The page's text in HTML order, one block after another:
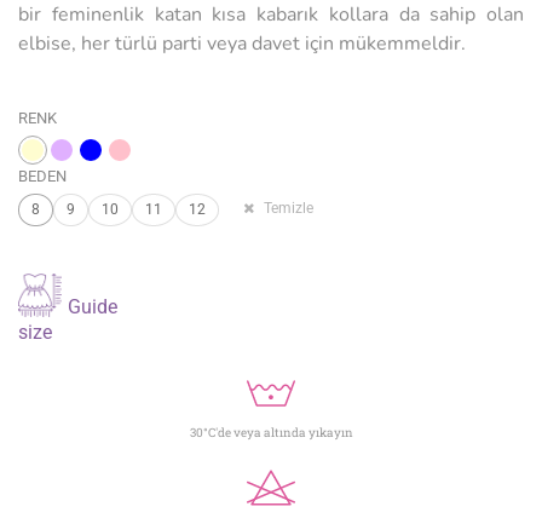
bir feminenlik katan kısa kabarık kollara da sahip olan
elbise, her türlü parti veya davet için mükemmeldir.
RENK
BEDEN
8 9 10 11 12 Temizle
Guide
size
30°C'de veya altında yıkayın